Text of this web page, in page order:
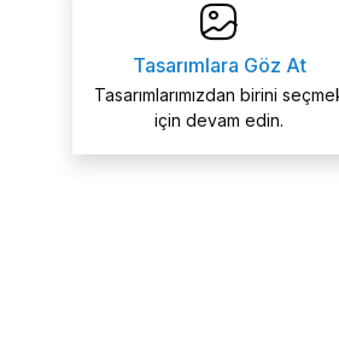
Tasarımlara Göz At
Tasarımlarımızdan birini
için devam edin.